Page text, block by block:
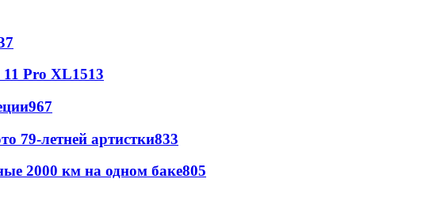
11 Pro XL1513
967
79-летней артистки833
2000 км на одном баке805